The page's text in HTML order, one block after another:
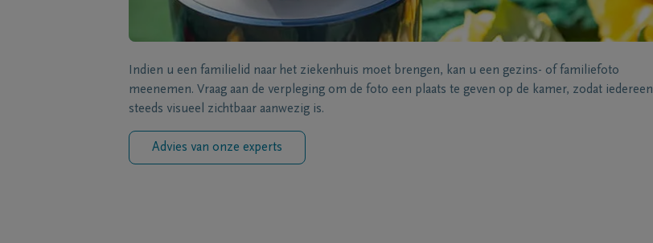
Indien u een familielid naar het ziekenhuis moet brengen, kan u een gezins- of familiefoto
meenemen. Vraag aan de verpleging om de foto een plaats te geven op de kamer, zodat iedereen
steeds visueel zichtbaar aanwezig is.
Advies van onze experts